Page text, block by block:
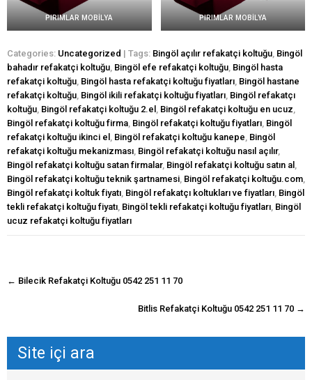
PIRIMLAR MOBİLYA PIRIMLAR MOBİLYA
Categories: Uncategorized | Tags: Bingöl açılır refakatçi koltuğu Bingöl
bahadır refakatçi koltuğu Bingöl efe refakatçi koltuğu Bingöl hasta
refakatçi koltuğu Bingöl hasta refakatçi koltuğu fiyatları Bingöl hastane
refakatçi koltuğu Bingöl ikili refakatçi koltuğu fiyatları Bingöl refakatçı
koltuğu Bingöl refakatçi koltuğu 2.el Bingöl refakatçi koltuğu en ucuz
Bingöl refakatçi koltuğu firma Bingöl refakatçi koltuğu fiyatları Bingöl
refakatçi koltuğu ikinci el
Bingöl refakatçi koltuğu kanepe Bingöl
refakatçi koltuğu mekanizması Bingöl refakatçi koltuğu nasıl açılır,
Bingöl refakatçi koltuğu satan firmalar, Bingöl refakatçi koltuğu satın al
Bingöl refakatçi koltuğu teknik şartnamesi Bingöl refakatçi koltuğu.com
Bingöl refakatçi koltuk fiyatı Bingöl refakatçı koltukları ve fiyatları Bingöl
tekli refakatçi koltuğu fiyatı Bingöl tekli refakatçi koltuğu fiyatları Bingöl
ucuz refakatçi koltuğu fiyatları
navigasyon
← Bilecik Refakatçi Koltuğu 0542 251 11 70
Bitlis Refakatçi Koltuğu 0542 251 11 70 →
Site içi ara